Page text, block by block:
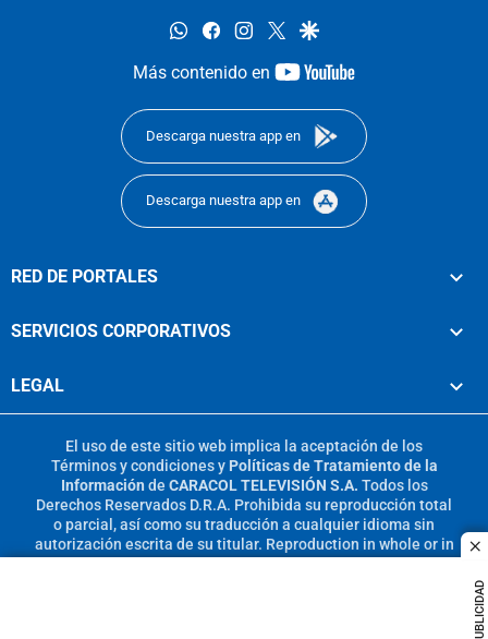
PUBLICIDAD
whatsappfacebookinstagram
twittergoogle
Más contenido en
youtube-
Descarga nuestra app en
Descarga nuestra app en
RED DE PORTALES
SERVICIOS CORPORATIVOS
LEGAL
El uso de este sitio web implica la aceptación de los
Términos y condicionesy Políticas de Tratamiento de la
Información de CARACOL TELEVISIÓN S.A. Todos los
Derechos Reservados D.R.A. Prohibida su reproducción total
o parcial, así como su traducción a cualquier idioma sin
autorización escrita de su titular. Reproduction in whole or in